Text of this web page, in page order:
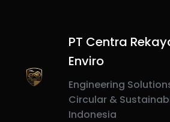
PT Centra
Enviro
Engineering
Circular &
Indonesia